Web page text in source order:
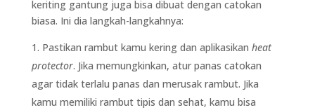
keriting gantung juga bisa dibuat dengan catokan
biasa. Ini dia langkah-langkahnya:
Pastikan rambut kamu kering dan aplikasikan heat
protector. Jika memungkinkan, atur panas catokan
agar tidak terlalu panas dan merusak rambut. Jika
kamu memiliki rambut tipis dan sehat, kamu bisa